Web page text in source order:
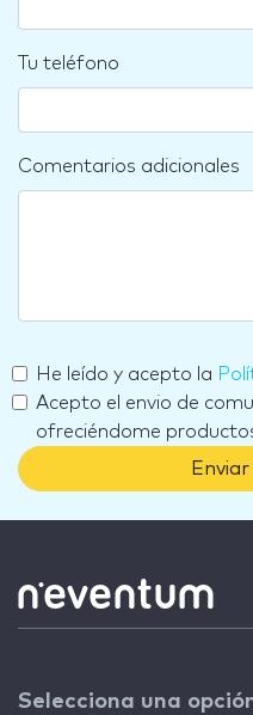
Tu teléfono
Comentarios adicionales
He leído y acepto la
Acepto el envio de
ofreciéndome
Selecciona una